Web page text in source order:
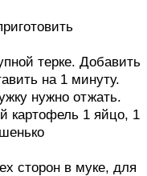
терке. Добавить
на 1 минуту.
нужно отжать.
картофель 1 яйцо, 1
сторон в муке, для